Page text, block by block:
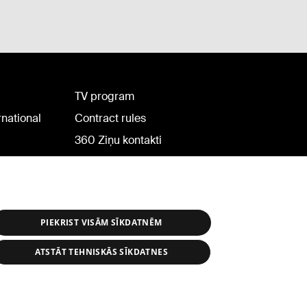
TV program
Contract rules
360 Ziņu kontakti
PIEKRIST VISĀM SĪKDATNĒM
ATSTĀT TEHNISKĀS SĪKDATNES